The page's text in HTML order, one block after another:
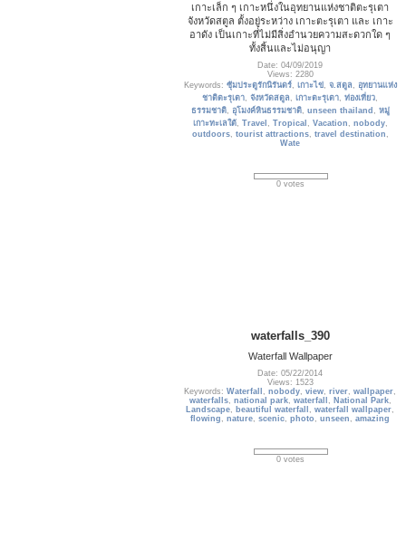
เกาะเล็ก ๆ เกาะหนึ่งในอุทยานแห่งชาติตะรุเตา
จังหวัดสตูล ตั้งอยู่ระหว่าง เกาะตะรุเตา และ เกาะ
อาดัง เป็นเกาะที่ไม่มีสิ่งอำนวยความสะดวกใด ๆ
ทั้งสิ้นและไม่อนุญา
Date: 04/09/2019
Views: 2280
Keywords: ซุ้มประตูรักนิรันดร์, เกาะไข่ , จ.สตูล , อุทยานแห่ง
ชาติตะรุเตา,จังหวัดสตูล ,เกาะตะรุเตา,ท่องเที่ยว,
ธรรมชาติ, อุโมงค์หินธรรมชาติ, unseen thailand , หมู่
เกาะทะเลใต้, Travel , Tropical , Vacation , nobody,
outdoors, tourist attractions, travel destination ,
Wate
0 votes
waterfalls_390
Waterfall Wallpaper
Date: 05/22/2014
Views: 1523
Keywords:Waterfall ,nobody,view,river,wallpaper,
waterfalls, national park, waterfall , National Park,
Landscape, beautiful waterfall ,waterfall wallpaper,
flowing ,nature,scenic,photo ,unseen ,amazing
0 votes